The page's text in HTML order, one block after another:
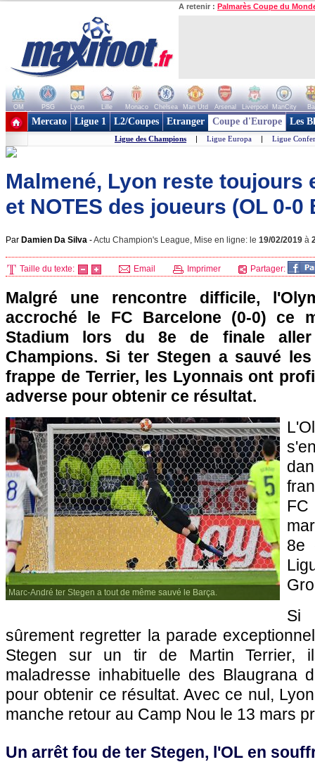
A retenir : Palmarès Coupe du
OM PSG Lyon Lille Monaco Chelsea Man Utd Arsenal Liverpool ManCity
+ de clubs
Mercato Ligue 1 L2/Coupes Etranger Coupe d'Europe Les
Ligue des Champions | Ligue Europa | Ligue
Malmené, Lyon reste toujours
et NOTES des joueurs (OL 0-0
Par Damien Da Silva -Actu Champion's League, Mise en ligne: le 19/02/2019 à
Taille du texte: Email Imprimer Partager:
Malgré une rencontre difficile,
accroché le FC Barcelone (0-0) ce
Stadium lors du 8e de finale
Champions. Si ter Stegen a sauvé
frappe de Terrier, les Lyonnais ont
adverse pour obtenir ce résultat.
Marc-André ter Stegen a tout de même sauvé le Barça.
8e
Si
sûrement regretter la parade
Stegen sur un tir de Martin Terrier,
maladresse inhabituelle des Blaugrana
pour obtenir ce résultat. Avec ce nul,
manche retour au Camp Nou le 13 mars
Un arrêt fou de ter Stegen, l'OL en